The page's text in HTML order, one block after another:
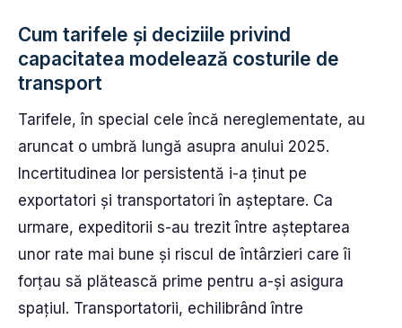
Cum tarifele și deciziile privind
capacitatea modelează costurile de
transport
Tarifele, în special cele încă nereglementate, au
aruncat o umbră lungă asupra anului 2025.
Incertitudinea lor persistentă i-a ținut pe
exportatori și transportatori în așteptare. Ca
urmare, expeditorii s-au trezit între așteptarea
unor rate mai bune și riscul de întârzieri care îi
forțau să plătească prime pentru a-și asigura
spațiul. Transportatorii, echilibrând între